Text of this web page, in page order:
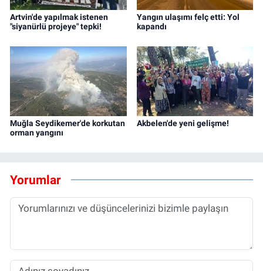
Artvin'de yapılmak istenen
"siyanürlü projeye" tepki!
Yangın ulaşımı felç etti: Yol
kapandı
Muğla Seydikemer'de korkutan
orman yangını
Akbelen'de yeni gelişme!
Yorumlar